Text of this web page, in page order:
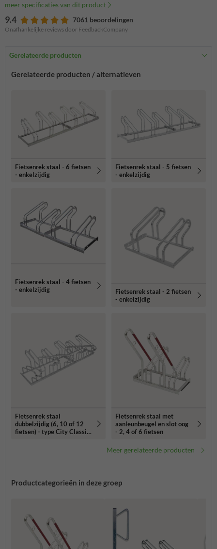
meer specificaties van dit product
9.4 7061 beoordelingen
Onafhankelijke reviews door FeedbackCompany
Gerelateerde producten
Gerelateerde producten / alternatieven
Fietsenrek staal - 6 fietsen
- enkelzijdig
Fietsenrek staal - 5 fietsen
- enkelzijdig
Fietsenrek staal - 4 fietsen
- enkelzijdig
Fietsenrek staal - 2 fietsen
- enkelzijdig
Fietsenrek staal
dubbelzijdig (6, 10 of 12
fietsen) - type City Classic
Fietsenrek staal met
aanleunbeugel en slot oog
- 2, 4 of 6 fietsen
Meer gerelateerde producten
Productcategorieën in deze groep